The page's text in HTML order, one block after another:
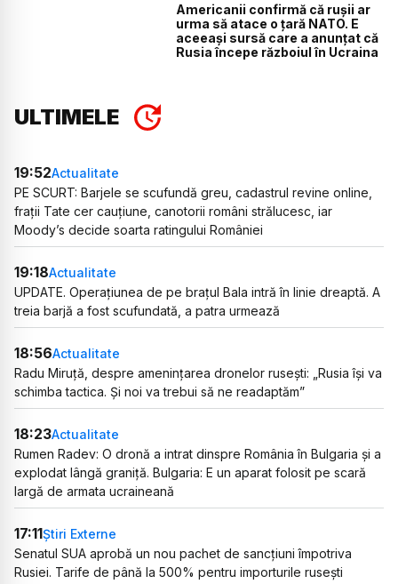
Americanii confirmă că rușii ar
urma să atace o țară NATO. E
aceeași sursă care a anunțat că
Rusia începe războiul în Ucraina
ULTIMELE
19:52Actualitate
PE SCURT: Barjele se scufundă greu, cadastrul revine online,
frații Tate cer cauțiune, canotorii români strălucesc, iar
Moody’s decide soarta ratingului României
19:18Actualitate
UPDATE. Operațiunea de pe brațul Bala intră în linie dreaptă. A
treia barjă a fost scufundată, a patra urmează
18:56Actualitate
Radu Miruță, despre amenințarea dronelor rusești: „Rusia își va
schimba tactica. Și noi va trebui să ne readaptăm”
18:23Actualitate
Rumen Radev: O dronă a intrat dinspre România în Bulgaria și a
explodat lângă graniță. Bulgaria: E un aparat folosit pe scară
largă de armata ucraineană
17:11Știri Externe
Senatul SUA aprobă un nou pachet de sancțiuni împotriva
Rusiei. Tarife de până la 500% pentru importurile rusești